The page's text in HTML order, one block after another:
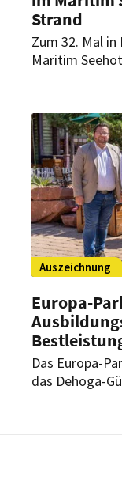
Strand
Zum 32. Mal
Maritim
„Top50“
Auszeichnung
Europa-
Das Europa-
das Dehoga-